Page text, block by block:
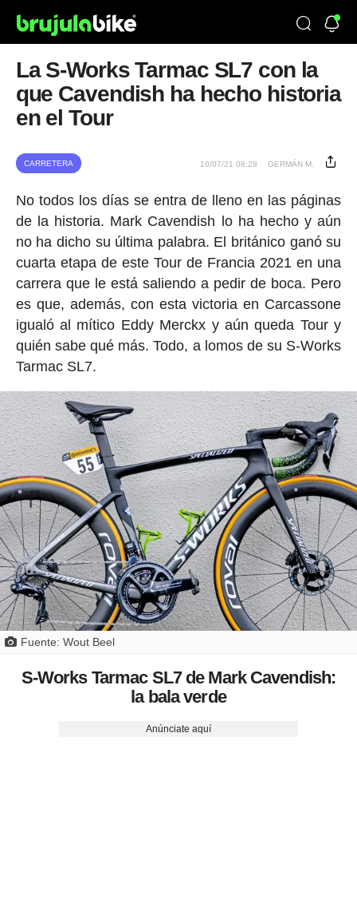
La S-Works Tarmac SL7 con la
que Cavendish ha hecho historia
en el Tour
CARRETERA 10/07/21 08:28 GERMÁN M.
No todos los días se entra de lleno en las páginas
de la historia. Mark Cavendish lo ha hecho y aún
no ha dicho su última palabra. El británico ganó su
cuarta etapa de este Tour de Francia 2021 en una
carrera que le está saliendo a pedir de boca. Pero
es que, además, con esta victoria en Carcassone
igualó al mítico Eddy Merckx y aún queda Tour y
quién sabe qué más. Todo, a lomos de su S-Works
Tarmac SL7.
Fuente: Wout Beel
S-Works Tarmac SL7 de Mark Cavendish:
la bala verde
Anúnciate aquí